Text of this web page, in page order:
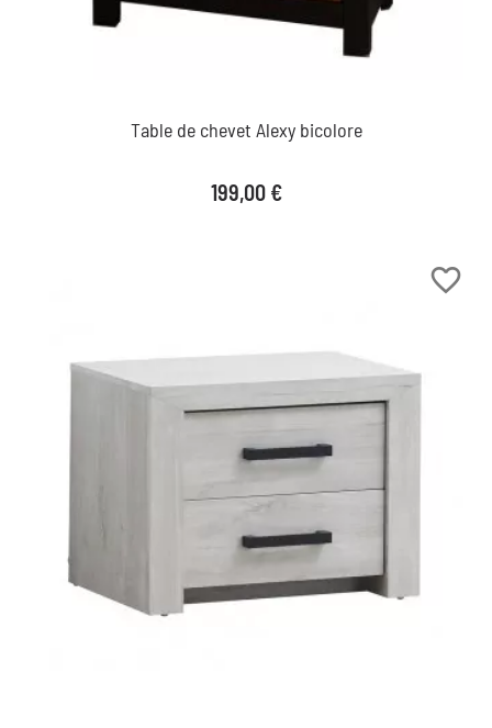
Table de chevet Alexy bicolore
Prix
199,00 €
favorite_border